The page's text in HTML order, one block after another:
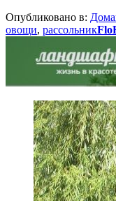
Опубликовано в:
овощи, рассольник